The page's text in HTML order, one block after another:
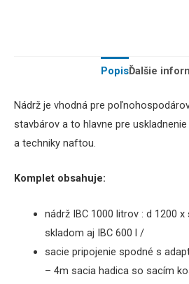
PopisĎalšie
Nádrž je vhodná pre
stavbárov a to hlavne pre
a techniky naftou.
Komplet obsahuje:
nádrž IBC 1000 litrov : d 1200 x
skladom aj IBC 600 l /
sacie pripojenie spodné s
– 4m sacia hadica so sacím